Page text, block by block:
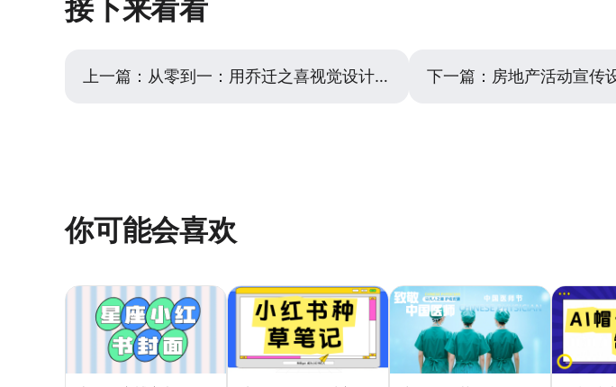
接下来看看
上一篇： 从零到一：用乔迁之喜视觉设计模板搞定宣传图 下一篇： 房地产活动宣传设计：新
你可能会喜欢